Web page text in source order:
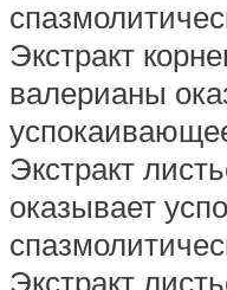
Экстракт
валерианы
Экстракт
оказывает
Экстракт